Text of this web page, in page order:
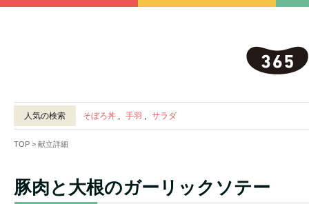
人気の検索 そぼろ丼 , 手羽 , サラダ
TOP > 献立詳細
豚肉と大根のガーリックソテー